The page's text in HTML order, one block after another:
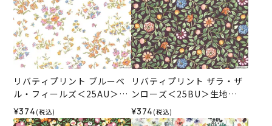
リバティプリント ブルーベ
ル・フィールズ＜25AU＞生
地 （リバティ・ファブリッ
クス）2025AW
¥374 (税込)
リバティプリント ザラ・ザ
ンローズ＜25BU＞生地
（リバティ・ファブリック
ス）2025AW
¥374 (税込)